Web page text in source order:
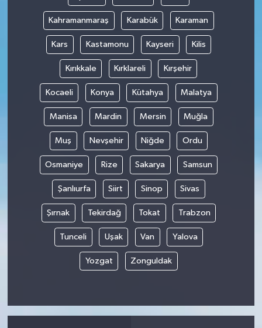
Kahramanmaraş Karabük Karaman
Kars Kastamonu Kayseri Kilis
Kırıkkale Kırklareli Kırşehir
Kocaeli Konya Kütahya Malatya
Manisa Mardin Mersin Muğla
Muş Nevşehir Niğde Ordu
Osmaniye Rize Sakarya Samsun
Şanlıurfa Siirt Sinop Sivas
Şırnak Tekirdağ Tokat Trabzon
Tunceli Uşak Van Yalova
Yozgat Zonguldak